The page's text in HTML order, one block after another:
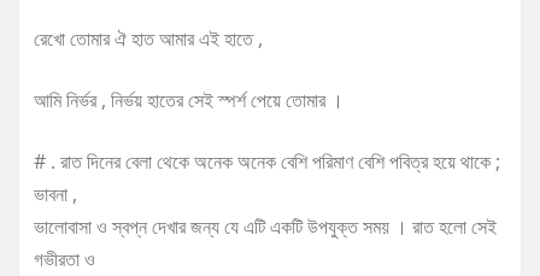
রেখো তোমার ঐ হাত আমার এই হাতে ,
আমি নির্ভর , নির্ভয় হাতের সেই স্পর্শ পেয়ে তোমার ।
# . রাত দিনের বেলা থেকে অনেক অনেক বেশি পরিমাণ বেশি পবিত্র হয়ে থাকে ;
ভাবনা ,
ভালোবাসা ও স্বপ্ন দেখার জন্য যে এটি একটি উপযুক্ত সময় । রাত হলো সেই
গভীরতা ও